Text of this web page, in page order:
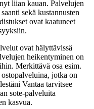
liian kauan. Palvelujen
sekä kustannusten
ovat kaatuneet
ovat hälyttävissä
heikentyminen on
Merkittävä osa esim.
jotka on
Vantaa tarvitsee
sote-palveluita
kasvua.